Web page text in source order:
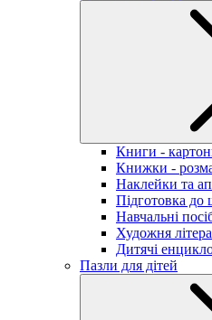
Книги -
Книжки -
Наклейки та
Підготовка до
Навчальні
Художня
Дитячі
Пазли для дітей